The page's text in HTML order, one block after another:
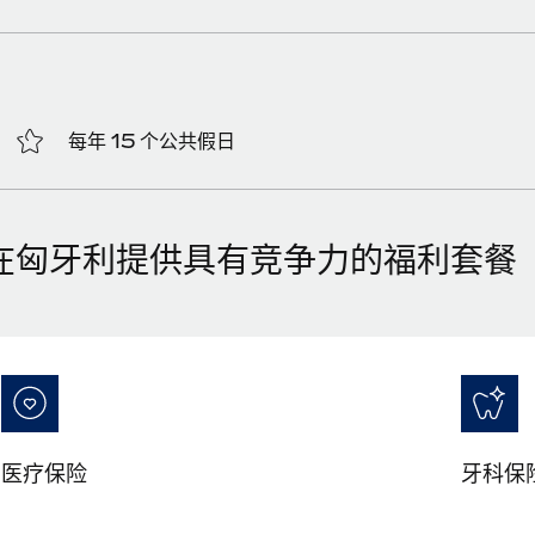
每年 15 个公共假日
匈牙利提供具有竞争力的福利套餐
医疗保险 牙科保